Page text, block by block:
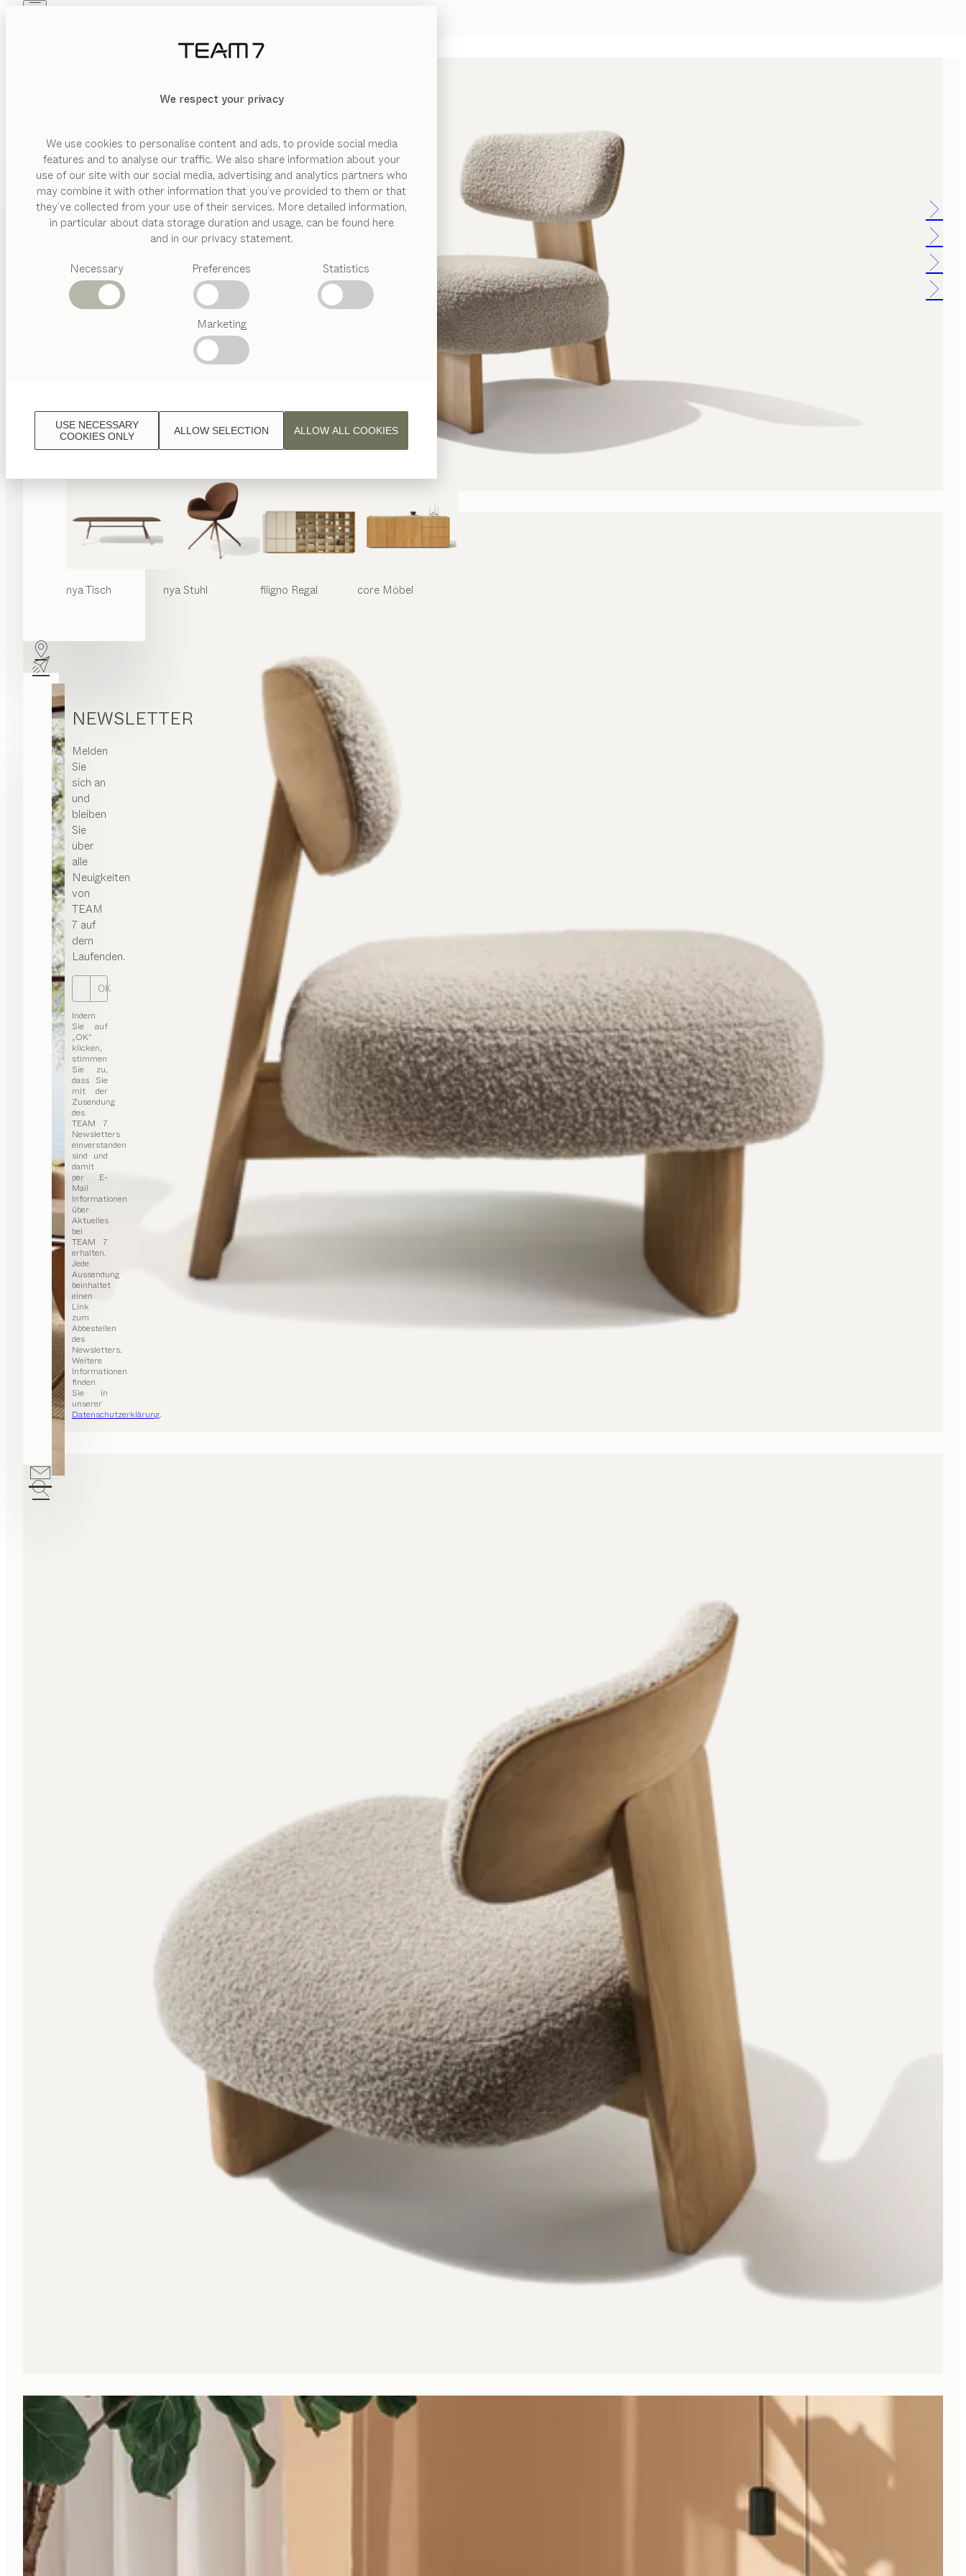
We respect your privacy
We use cookies to personalise content and ads, to provide social media
features and to analyse our traffic. We also share information about your
use of our site with our social media, advertising and analytics partners who
may combine it with other information that you’ve provided to them or that
they’ve collected from your use of their services. More detailed information,
in particular about data storage duration and usage, can be found here
and in our privacy statement.
Necessary
Preferences Statistics
Marketing
USE NECESSARY
COOKIES ONLY
ALLOW SELECTION ALLOW ALL COOKIES
Esstische
Küchen
Regale
Betten
Interior
Design
TEAM
7 Welt
nyaTisch nyaStuhl filigno Regal core Möbel
NEWSLETTER
Melden
Sie
sich an
und
bleiben
Sie
über
alle
Neuigkeiten
von
TEAM
7 auf
dem
Laufenden.
OK
Indem
Sie auf
„OK“
klicken,
stimmen
Sie zu,
dass Sie
mit der
Zusendung
des
TEAM 7
Newsletters
einverstanden
sind und
damit
per E-
Mail
Informationen
über
Aktuelles
bei
TEAM 7
erhalten.
Jede
Aussendung
beinhaltet
einen
Link
zum
Abbestellen
des
Newsletters.
Weitere
Informationen
finden
Sie in
unserer
Datenschutzerklärung.
PRODUKTE
ÜBER UNS
HÄNDLER